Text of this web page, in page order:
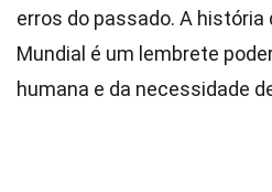
erros do passado. A história
Mundial é um lembrete
humana e da necessidade